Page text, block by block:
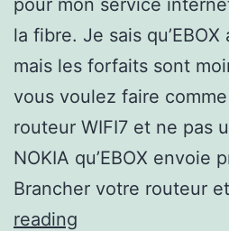
la fibre. Je sais
mais les forfaits sont
vous voulez faire
routeur WIFI7 et ne pas
NOKIA qu’EBOX envoie
Brancher votre routeur
reading